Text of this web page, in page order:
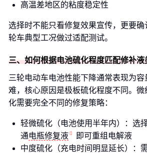
高温差地区的粘度稳定性
选择时不能只看修复效果宣传，更要确
轮车典型工况做过适配测试。
三、如何根据电池硫化程度匹配修补液
三轮电动车电池性能下降通常表现为容
难，核心原因是极板硫化程度不同。
化需要完全不同的修复策略：
轻微硫化（电池使用半年内）：选
通电瓶修复液
即可重组电解液
中度硫化（充电时间明显延长）：